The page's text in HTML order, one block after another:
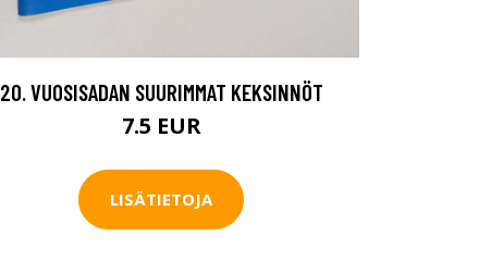
20. VUOSISADAN SUURIMMAT KEKSINNÖT
7.5 EUR
LISÄTIETOJA